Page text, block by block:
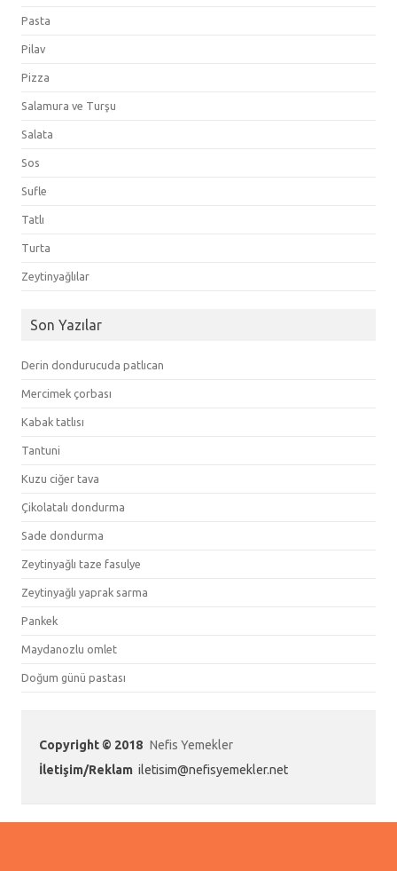
Pasta
Pilav
Pizza
Salamura ve Turşu
Salata
Sos
Sufle
Tatlı
Turta
Zeytinyağlılar
Son Yazılar
Derin dondurucuda patlıcan
Mercimek çorbası
Kabak tatlısı
Tantuni
Kuzu ciğer tava
Çikolatalı dondurma
Sade dondurma
Zeytinyağlı taze fasulye
Zeytinyağlı yaprak sarma
Pankek
Maydanozlu omlet
Doğum günü pastası
Copyright © 2018 Nefis Yemekler
İletişim/Reklam iletisim@nefisyemekler.net